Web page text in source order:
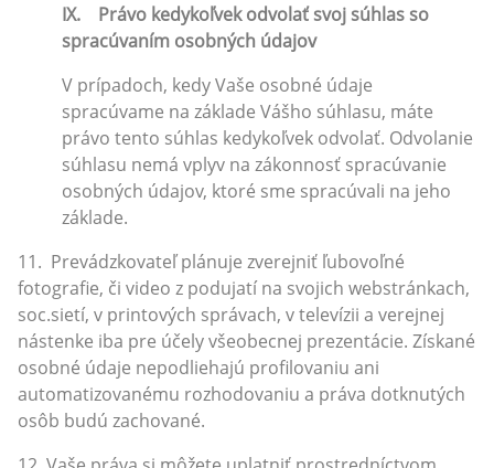
IX. Právo kedykoľvek odvolať svoj súhlas so
spracúvaním osobných údajov
V prípadoch, kedy Vaše osobné údaje
spracúvame na základe Vášho súhlasu, máte
právo tento súhlas kedykoľvek odvolať. Odvolanie
súhlasu nemá vplyv na zákonnosť spracúvanie
osobných údajov, ktoré sme spracúvali na jeho
základe.
11. Prevádzkovateľ plánuje zverejniť ľubovoľné
fotografie, či video z podujatí na svojich webstránkach,
soc.sietí, v printových správach, v televízii a verejnej
nástenke iba pre účely všeobecnej prezentácie. Získané
osobné údaje nepodliehajú profilovaniu ani
automatizovanému rozhodovaniu a práva dotknutých
osôb budú zachované.